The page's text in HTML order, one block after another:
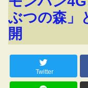
ぶつの森」
開
Twitter